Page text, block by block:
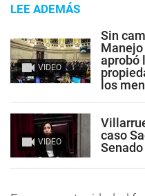
LEE ADEMÁS
VIDEO
Sin
Manejo
aprobó
los
VIDEO
caso
Senado